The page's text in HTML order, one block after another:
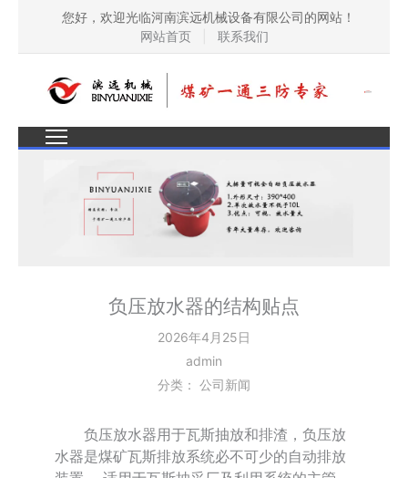
您好，欢迎光临河南滨远机械设备有限公司的网站！
网站首页
联系我们
负压放水器的结构贴点
2026年4月25日
admin
分类： 公司新闻
负压放水器用于瓦斯抽放和排渣，负压放
水器是煤矿瓦斯排放系统必不可少的自动排放